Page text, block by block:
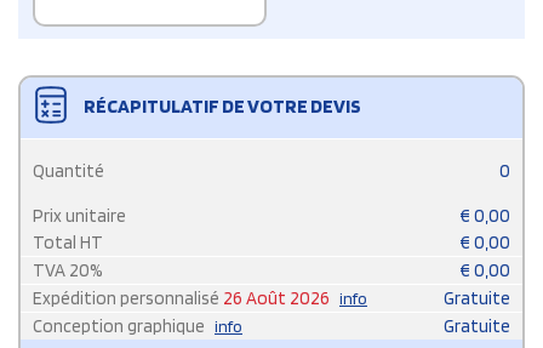
RÉCAPITULATIF DE VOTRE DEVIS
Quantité 0
Prix unitaire € 0,00
Total HT
€ 0,00
TVA 20% € 0,00
Expédition personnalisé 26 Août 2026 info
Gratuite
Conception graphique info Gratuite